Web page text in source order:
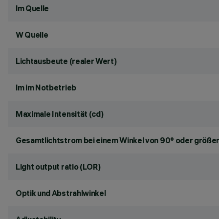
lm Quelle
W Quelle
Lichtausbeute (realer Wert)
lm im Notbetrieb
Maximale Intensität (cd)
Gesamtlichtstrom bei einem Winkel von 90° oder
Light output ratio (LOR)
Optik und Abstrahlwinkel